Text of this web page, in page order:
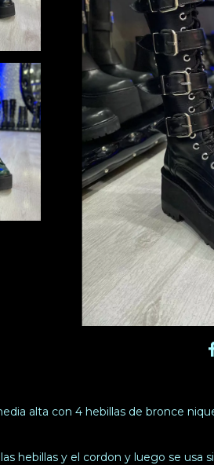
alta con 4 hebillas de bronce
hebillas y el cordon y luego se usa